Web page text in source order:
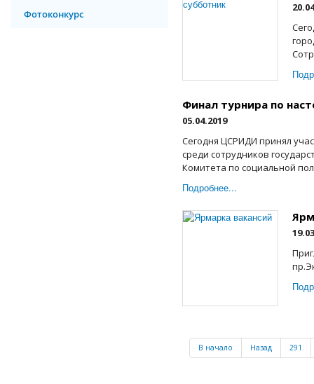
Фотоконкурс
Финал турнира по
05.04.2019
Сегодня ЦСРИДИ принял
среди сотрудников
Комитета по социальной
Подробнее...
В начало Назад 291